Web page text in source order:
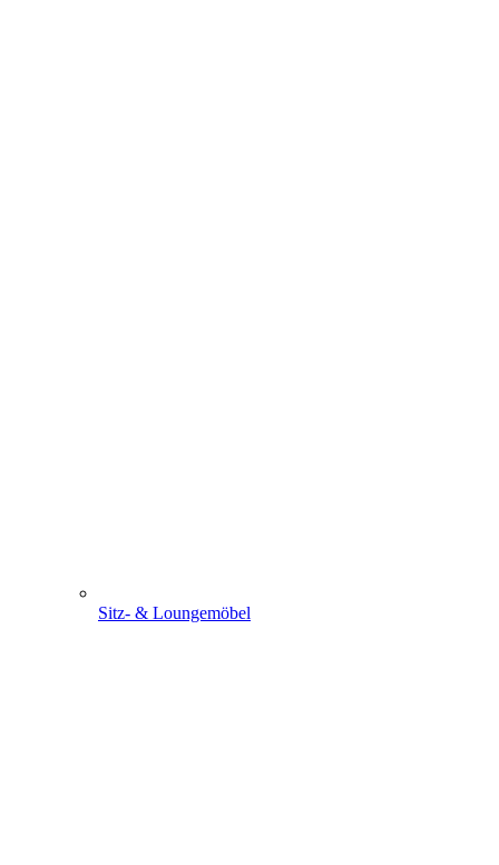
Sitz- & Loungemöbel